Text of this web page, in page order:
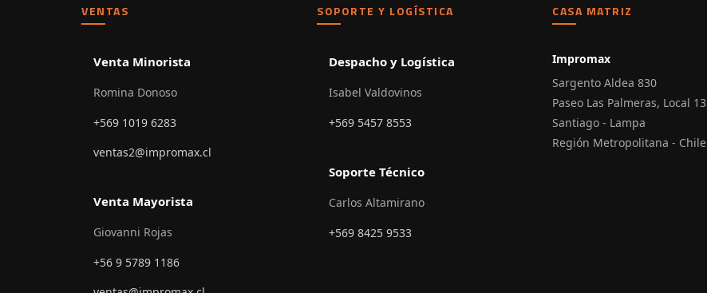
VENTAS
Venta Minorista
Romina Donoso
+569 1019 6283
ventas2@impromax.cl
Venta Mayorista
Giovanni Rojas
+56 9 5789 1186
SOPORTE Y LOGÍSTICA
Despacho y Logística
Isabel Valdovinos
+569 5457 8553
Soporte Técnico
Carlos Altamirano
+569 8425 9533
CASA MATRIZ
Impromax
Sargento Aldea 830
Paseo Las Palmeras, Local 13
Santiago - Lampa
Región Metropolitana - Chile